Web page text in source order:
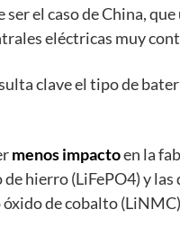
ser el caso de China,
eléctricas muy
clave el tipo de
menos impactoen la
hierro (LiFePO4) y
óxido de cobalto